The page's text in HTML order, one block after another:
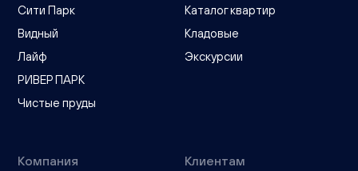
Сити Парк
Видный
Лайф
РИВЕР ПАРК
Чистые пруды
Каталог квартир
Кладовые
Экскурсии
Компания Клиентам